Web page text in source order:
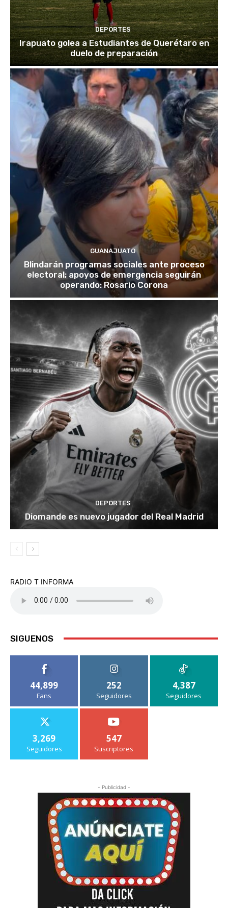
DEPORTES
Irapuato golea a Estudiantes de Querétaro en
duelo de preparación
GUANAJUATO
Blindarán programas sociales ante proceso
electoral; apoyos de emergencia seguirán
operando: Rosario Corona
DEPORTES
Diomande es nuevo jugador del Real Madrid
RADIO T INFORMA
SIGUENOS
44,899
Fans
252
Seguidores
4,387
Seguidores
3,269
Seguidores
547
Suscriptores
- Publicidad -